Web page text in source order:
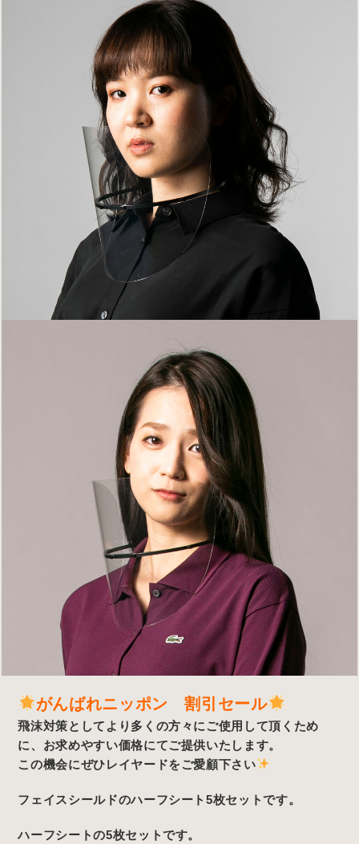
がんばれニッポン 割引セール
飛沫対策としてより多くの方々にご使用して頂くため
に、お求めやすい価格にてご提供いたします。
この機会にぜひレイヤードをご愛顧下さい
フェイスシールドのハーフシート5枚セットです。
ハーフシートの5枚セットです。